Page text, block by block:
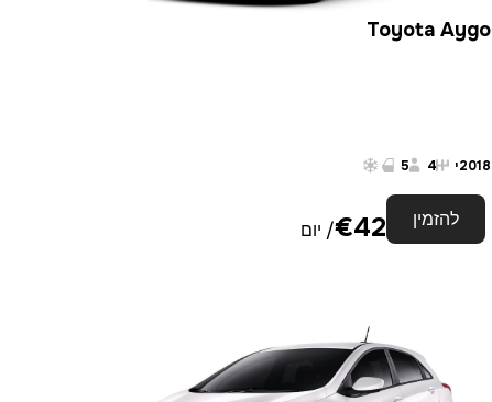
Toyota Aygo
2018 י 4
5
להזמין €42 / יום